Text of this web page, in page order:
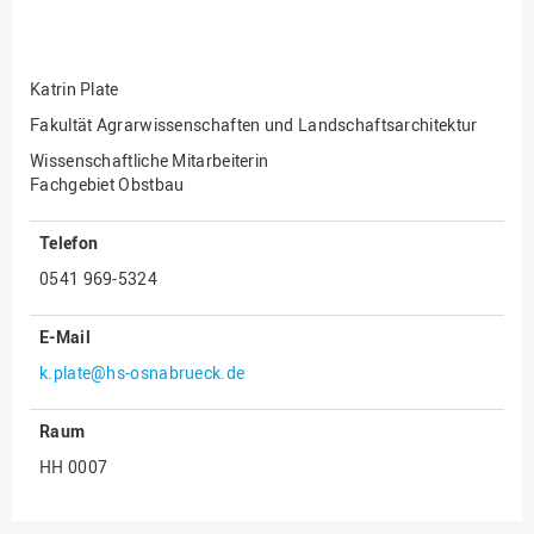
Fakultät Management,
Kultur und Technik
Fakultät Wirtschafts- und
Sozialwissenschaften
Finanzen
Drittmittel
Gebäude und Technik
Gesellschaftliches
Engagement
Gleichstellungsbüro
Hochschulleitung
Katrin Plate
Fakultät Agrarwissenschaften und Landschaftsarchitektur
Wissenschaftliche Mitarbeiterin
Fachgebiet Obstbau
Telefon
0541 969-5324
E-Mail
k.plate@hs-osnabrueck.de
Raum
HH 0007